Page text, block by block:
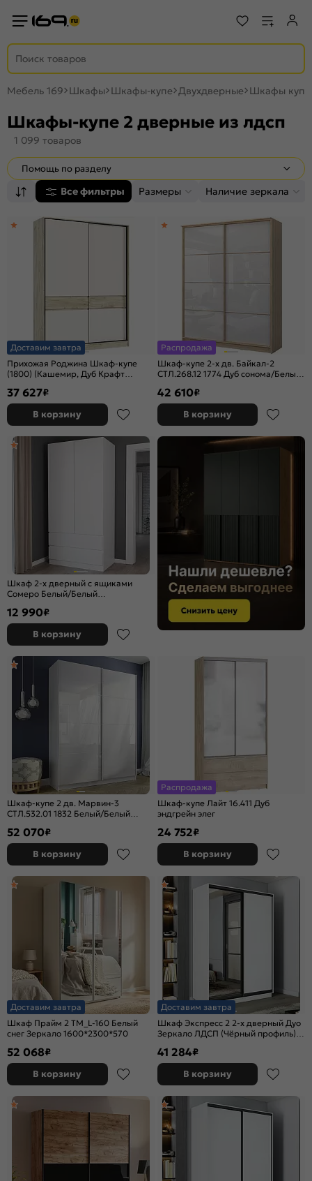
Мебель 169 Шкафы Шкафы-купе Двухдверные Шкафы купе
Шкафы-купе 2 дверные из лдсп
1 099 товаров
Помощь по разделу
Все фильтры Размеры Наличие зеркала
Доставим завтра
Прихожая Роджина Шкаф-купе
(1800) (Кашемир, Дуб Крафт
37 627₽
В корзину
Распродажа
Шкаф-купе 2-х дв. Байкал-2
СТЛ.268.12 1774 Дуб сонома/Белый
42 610₽
В корзину
Шкаф 2-х дверный с ящиками
Сомеро Белый/Белый
12 990₽
В корзину
Шкаф-купе 2 дв. Марвин-3
СТЛ.532.01 1832 Белый/Белый
52 070₽
В корзину
Распродажа
Шкаф-купе Лайт 16.411 Дуб
эндгрейн элег
24 752₽
В корзину
Доставим завтра
Шкаф Прайм 2 TM_L-160 Белый
снег Зеркало 1600*2300*570
52 068₽
В корзину
Доставим завтра
Шкаф Экспресс 2 2-х дверный Дуо
Зеркало ЛДСП (Чёрный профиль)
41 284₽
В корзину